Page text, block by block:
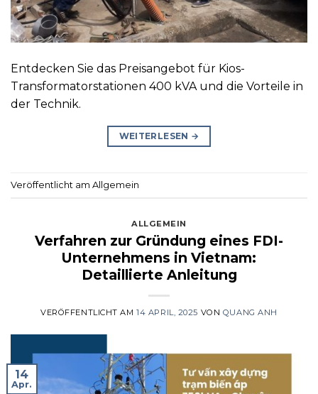
Entdecken Sie das Preisangebot für Kios-
Transformatorstationen 400 kVA und die Vorteile in
der Technik.
WEITERLESEN →
Veröffentlicht am Allgemein
ALLGEMEIN
Verfahren zur Gründung eines FDI-
Unternehmens in Vietnam:
Detaillierte Anleitung
VERÖFFENTLICHT AM14 APRIL, 2025 VON QUANG ANH
14
Apr.